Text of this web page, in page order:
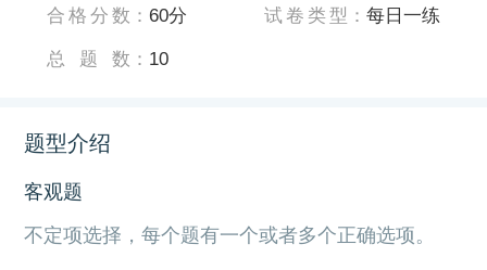
合格分数 ：60分
总题数 ： 10
试卷类型 ：每日一练
题型介绍
客观题
不定项选择，每个题有一个或者多个正确选项。